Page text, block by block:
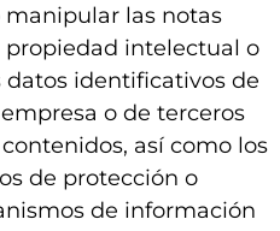
las notas
propiedad intelectual o
identificativos de
o de terceros
así como los
de protección o
de información